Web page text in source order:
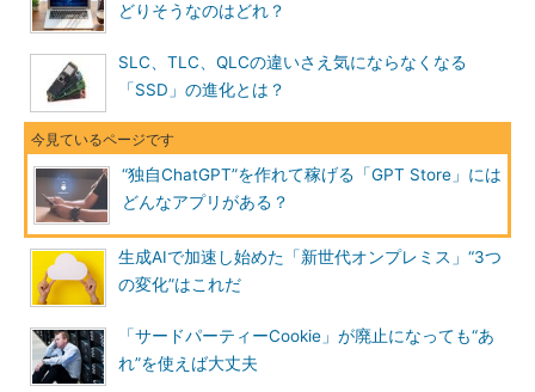
どりそうなのはどれ？
SLC、TLC、QLCの違いさえ気にならなくなる
「SSD」の進化とは？
“独自ChatGPT”を作れて稼げる「GPT Store」には
どんなアプリがある？
生成AIで加速し始めた「新世代オンプレミス」“3つ
の変化”はこれだ
「サードパーティーCookie」が廃止になっても“あ
れ”を使えば大丈夫